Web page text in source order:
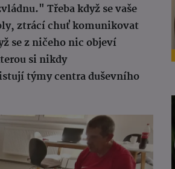
Třeba když se vaše
ztrácí chuť komunikovat
se z ničeho nic objeví
si nikdy
týmy centra duševního